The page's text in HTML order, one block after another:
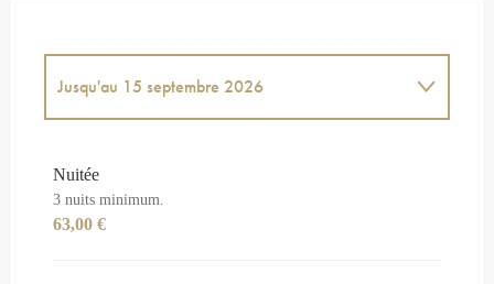
Jusqu'au 15 septembre 2026
Du16 septembre 2026
Nuitée
3 nuits minimum.
63,00 €